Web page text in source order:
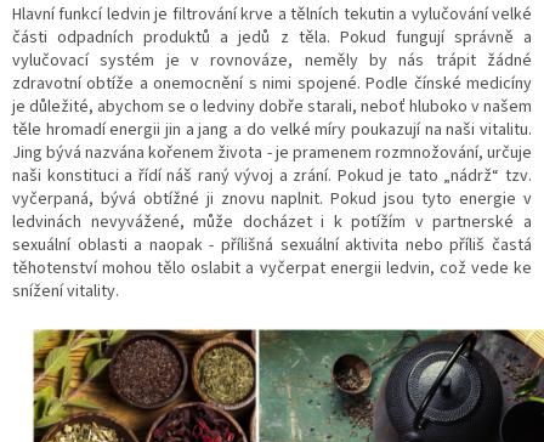
Hlavní funkcí ledvin je filtrování krve a tělních tekutin a vylučování velké
části odpadních produktů a jedů z těla. Pokud fungují správně a
vylučovací systém je v rovnováze, neměly by nás trápit žádné
zdravotní obtíže a onemocnění s nimi spojené. Podle čínské medicíny
je důležité, abychom se o ledviny dobře starali, neboť hluboko v našem
těle hromadí energii jin a jang a do velké míry poukazují na naši vitalitu.
Jing bývá nazvána kořenem života - je pramenem rozmnožování, určuje
naši konstituci a řídí náš raný vývoj a zrání. Pokud je tato „nádrž“ tzv.
vyčerpaná, bývá obtížné ji znovu naplnit. Pokud jsou tyto energie v
ledvinách nevyvážené, může docházet i k potížím v partnerské a
sexuální oblasti a naopak - přílišná sexuální aktivita nebo příliš častá
těhotenství mohou tělo oslabit a vyčerpat energii ledvin, což vede ke
snížení vitality.